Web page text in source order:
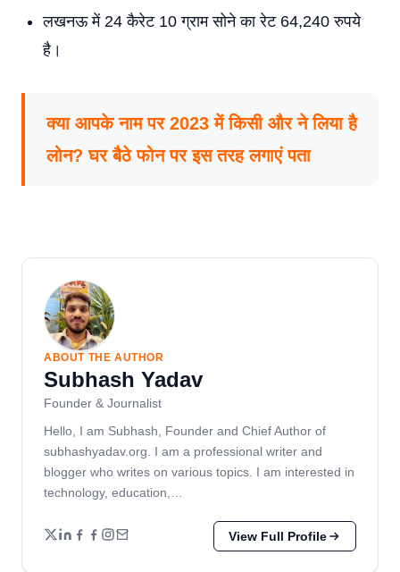
लखनऊ में 24 कैरेट 10 ग्राम सोने का रेट 64,240 रुपये
है।
क्या आपके नाम पर 2023 में किसी और ने लिया है
लोन? घर बैठे फोन पर इस तरह लगाएं पता
ABOUT THE AUTHOR
Subhash Yadav
Founder & Journalist
Hello, I am Subhash, Founder and Chief Author of
subhashyadav.org. I am a professional writer and
blogger who writes on various topics. I am interested in
technology, education,…
View Full Profile